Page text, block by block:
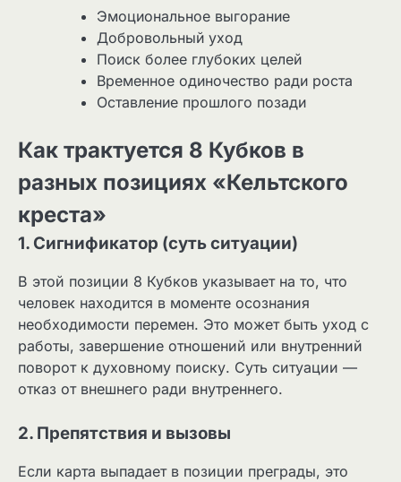
Эмоциональное выгорание
Добровольный уход
Поиск более глубоких целей
Временное одиночество ради роста
Оставление прошлого позади
Как трактуется 8 Кубков в
разных позициях «Кельтского
креста»
1. Сигнификатор (суть ситуации)
В этой позиции 8 Кубков указывает на то, что
человек находится в моменте осознания
необходимости перемен. Это может быть уход с
работы, завершение отношений или внутренний
поворот к духовному поиску. Суть ситуации —
отказ от внешнего ради внутреннего.
2. Препятствия и вызовы
Если карта выпадает в позиции преграды, это